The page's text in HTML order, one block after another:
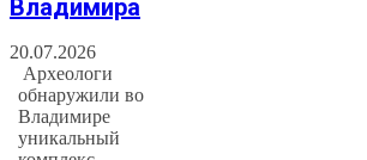
Владимира
20.07.2026
Археологи
обнаружили во
Владимире
уникальный